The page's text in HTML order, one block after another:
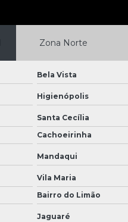
Zona Norte
Bela Vista
Higienópolis
Santa Cecília
Cachoeirinha
Mandaqui
Vila Maria
Bairro do Limão
Jaguaré